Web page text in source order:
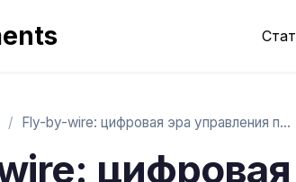
/ Fly-by-wire: цифровая эра управления пол…